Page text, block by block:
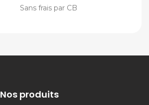
Sans frais par CB
Nos produits